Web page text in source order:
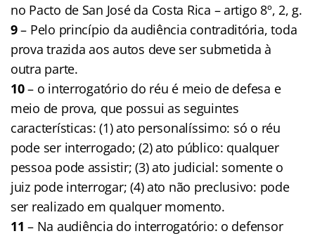
no Pacto de San José da Costa Rica – artigo 8º, 2, g.
9– Pelo princípio da audiência contraditória, toda
prova trazida aos autos deve ser submetida à
outra parte.
10– o interrogatório do réu é meio de defesa e
meio de prova, que possui as seguintes
características: (1) ato personalíssimo: só o réu
pode ser interrogado; (2) ato público: qualquer
pessoa pode assistir; (3) ato judicial: somente o
juiz pode interrogar; (4) ato não preclusivo: pode
ser realizado em qualquer momento.
11– Na audiência do interrogatório: o defensor